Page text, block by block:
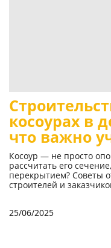
косоурах в
что важно
Косоур — не просто
рассчитать его
перекрытием? Советы
строителей и
25/06/2025